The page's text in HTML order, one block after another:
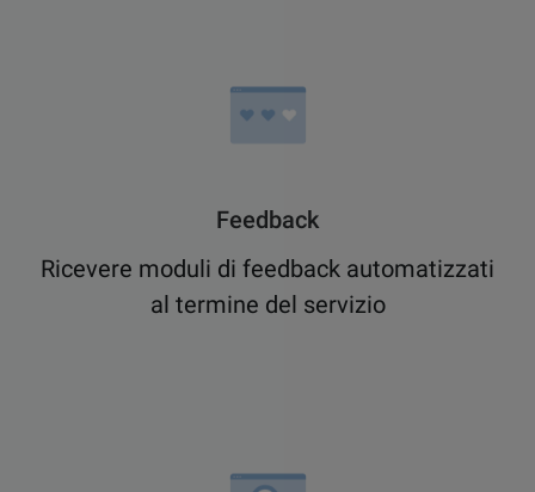
Feedback
Ricevere moduli di feedback automatizzati
al termine del servizio